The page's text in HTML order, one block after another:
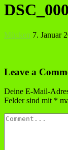
Mücken 7. Januar
Leave a
Deine E-Mail-
Felder sind mit *